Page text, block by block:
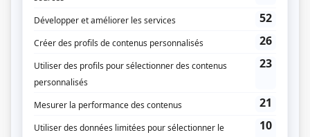
Durée et heure de diffusion
1 épisode au total
Saison 1: Diffusée le dimanche à 21h30(60 minutes)
Distribution